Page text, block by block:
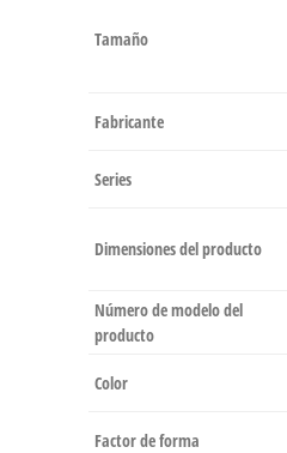
Tamaño
Fabricante
Series
Dimensiones del producto
Número de modelo del
producto
Color
Factor de forma